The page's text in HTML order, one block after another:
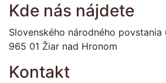
Kde nás nájdete
Slovenského národného povstania
965 01 Žiar nad Hronom
Kontakt